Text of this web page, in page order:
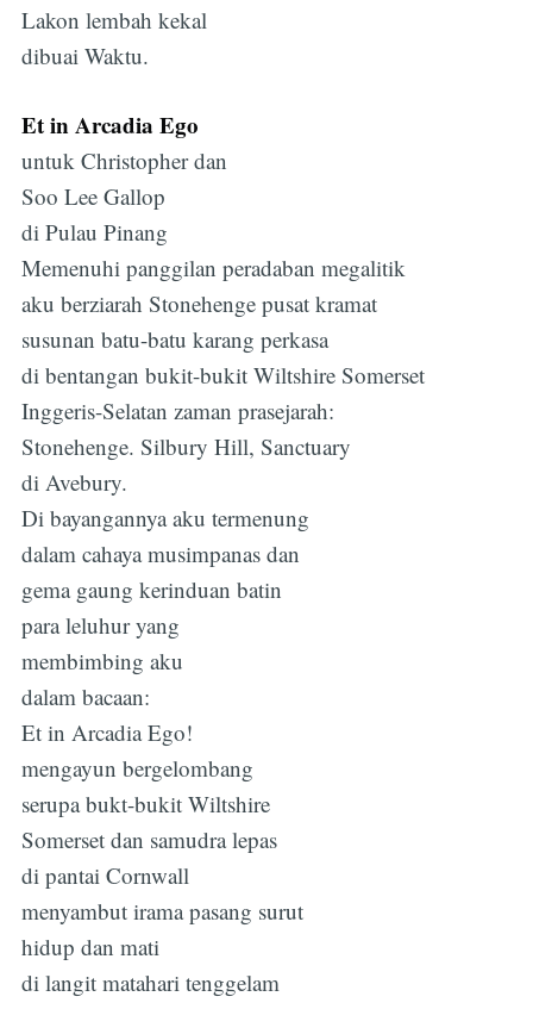
Lakon lembah kekal
dibuai Waktu.
Et in Arcadia Ego
untuk Christopher dan
Soo Lee Gallop
di Pulau Pinang
Memenuhi panggilan peradaban megalitik
aku berziarah Stonehenge pusat kramat
susunan batu-batu karang perkasa
di bentangan bukit-bukit Wiltshire Somerset
Inggeris-Selatan zaman prasejarah:
Stonehenge. Silbury Hill, Sanctuary
di Avebury.
Di bayangannya aku termenung
dalam cahaya musimpanas dan
gema gaung kerinduan batin
para leluhur yang
membimbing aku
dalam bacaan:
Et in Arcadia Ego!
mengayun bergelombang
serupa bukt-bukit Wiltshire
Somerset dan samudra lepas
di pantai Cornwall
menyambut irama pasang surut
hidup dan mati
di langit matahari tenggelam